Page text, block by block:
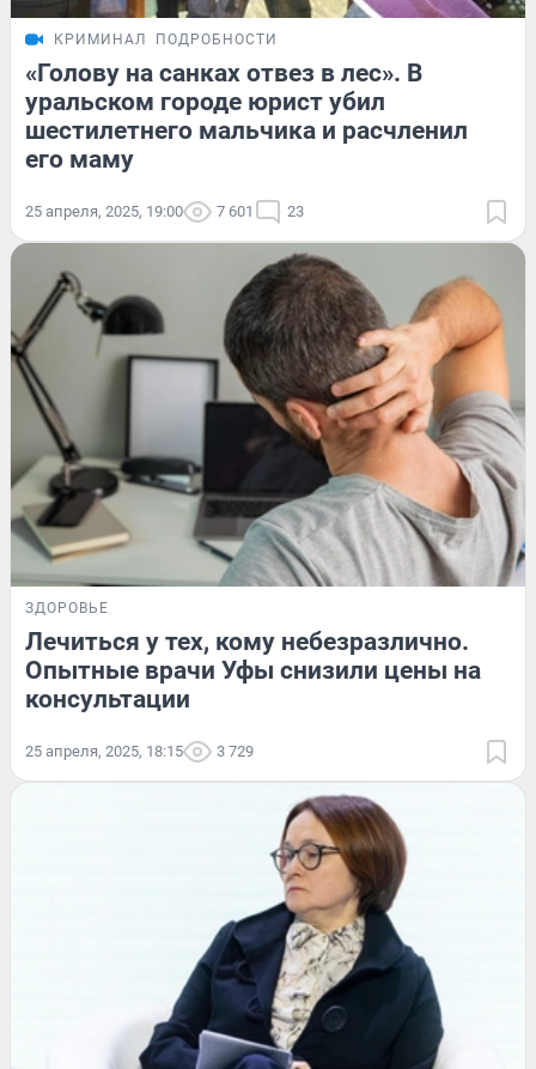
КРИМИНАЛ ПОДРОБНОСТИ
«Голову на санках отвез в лес». В
уральском городе юрист убил
шестилетнего мальчика и расчленил
его маму
25 апреля, 2025, 19:00 7 601 23
ЗДОРОВЬЕ
Лечиться у тех, кому небезразлично.
Опытные врачи Уфы снизили цены на
консультации
25 апреля, 2025, 18:15 3 729